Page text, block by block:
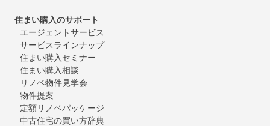
住まい購入のサポート
エージェントサービス
サービスラインナップ
住まい購入セミナー
住まい購入相談
リノベ物件見学会
物件提案
定額リノベパッケージ
中古住宅の買い方辞典